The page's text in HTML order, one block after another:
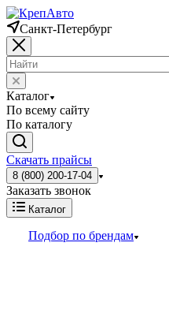
Санкт-Петербург
Каталог
По всему сайту
По каталогу
Скачать прайсы
8 (800) 200-17-04
Заказать звонок
Каталог
Подбор по брендам